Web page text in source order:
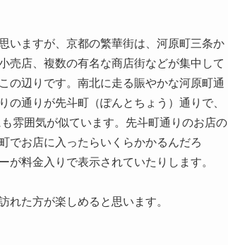
いますが、京都の繁華街は、河原町三条か
売店、複数の有名な商店街などが集中して
の辺りです。南北に走る賑やかな河原町通
通りが先斗町（ぽんとちょう）通りで、
雰囲気が似ています。先斗町通りのお店の
でお店に入ったらいくらかかるんだろ
が料金入りで表示されていたりします。
れた方が楽しめると思います。